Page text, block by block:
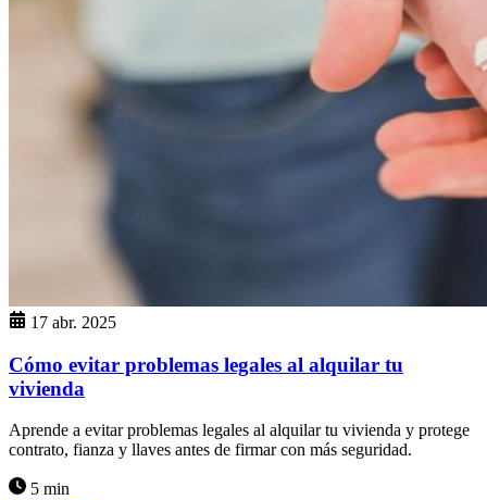
17 abr. 2025
Cómo evitar problemas legales al alquilar tu
vivienda
Aprende a evitar problemas legales al alquilar tu vivienda y protege
contrato, fianza y llaves antes de firmar con más seguridad.
5 min